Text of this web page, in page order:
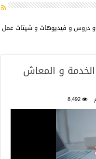
و دروس و فيديوهات و شيتات عمل
و المعاش
8,492